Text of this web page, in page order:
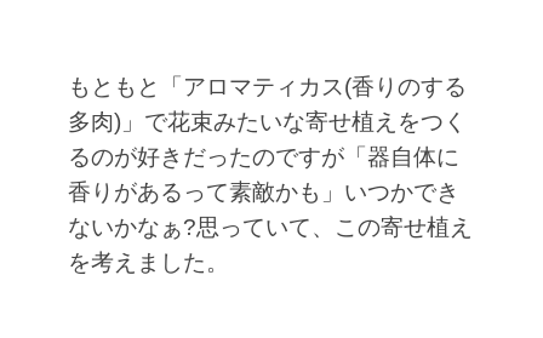
もともと「アロマティカス(香りのする
多肉)」で花束みたいな寄せ植えをつく
るのが好きだったのですが「器自体に
香りがあるって素敵かも」いつかでき
ないかなぁ?思っていて、この寄せ植え
を考えました。